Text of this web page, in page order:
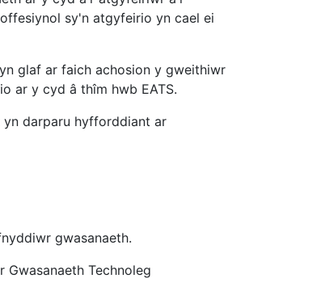
sy'n atgyfeirio yn cael ei
glaf ar faich achosion y gweithiwr
ar y cyd â thîm hwb EATS.
yn darparu hyfforddiant ar
gwasanaeth.
Technoleg